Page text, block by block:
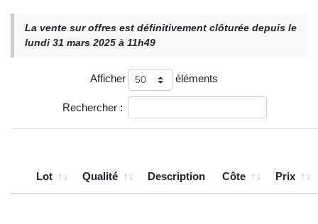
La vente sur offres est définitivement clôturée depuis le
lundi 31 mars 2025 à 11h49
Afficher éléments
Rechercher :
Lot Qualité Description Côte Prix